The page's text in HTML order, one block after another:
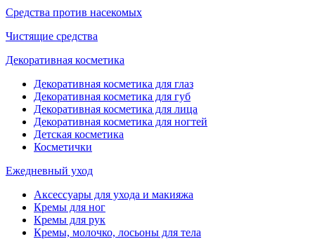
Средства против насекомых
Чистящие средства
Декоративная косметика
Декоративная косметика для глаз
Декоративная косметика для губ
Декоративная косметика для лица
Декоративная косметика для ногтей
Детская косметика
Косметички
Ежедневный уход
Аксессуары для ухода и макияжа
Кремы для ног
Кремы для рук
Кремы, молочко, лосьоны для тела